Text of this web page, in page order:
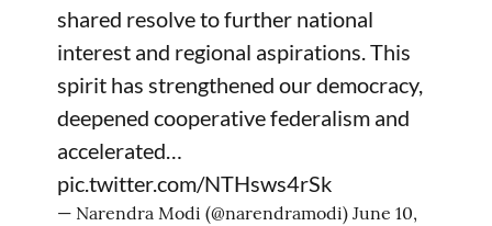
shared resolve to further national
interest and regional aspirations. This
spirit has strengthened our democracy,
deepened cooperative federalism and
accelerated…
pic.twitter.com/NTHsws4rSk
— Narendra Modi (@narendramodi) June 10,